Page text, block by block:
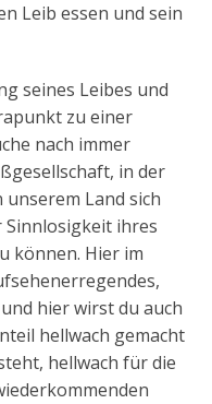
Leib essen und sein
seines Leibes und
zu einer
nach immer
in der
unserem Land sich
ihres
können. Hier im
hier wirst du auch
hellwach gemacht
hellwach für die